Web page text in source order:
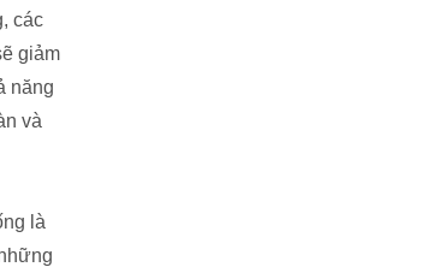
các
giảm
năng
và
là